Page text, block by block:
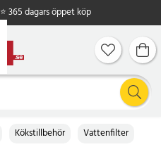
⭐ 365 dagars öppet köp
Kökstillbehör Vattenfilter